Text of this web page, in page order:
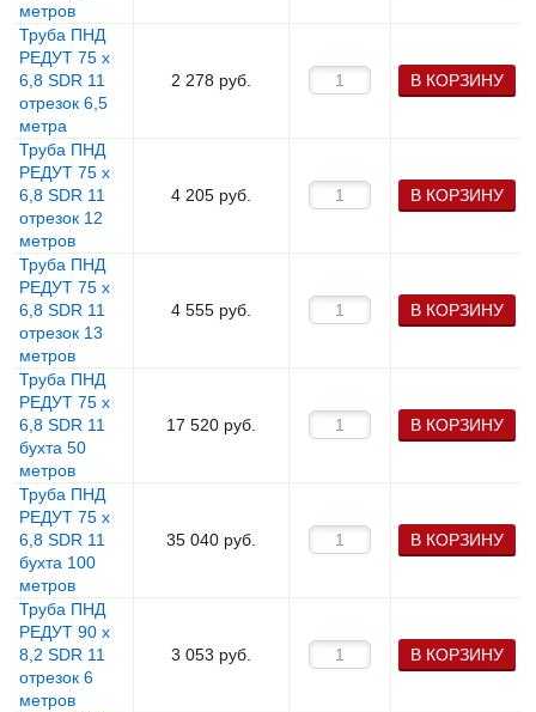
метров
Труба ПНД
РЕДУТ 75 х
6,8 SDR 11
отрезок 6,5
метра
2 278 руб. В КОРЗИНУ
Труба ПНД
РЕДУТ 75 х
6,8 SDR 11
отрезок 12
метров
4 205 руб. В КОРЗИНУ
Труба ПНД
РЕДУТ 75 х
6,8 SDR 11
отрезок 13
метров
4 555 руб. В КОРЗИНУ
Труба ПНД
РЕДУТ 75 х
6,8 SDR 11
бухта 50
метров
17 520 руб. В КОРЗИНУ
Труба ПНД
РЕДУТ 75 х
6,8 SDR 11
бухта 100
метров
35 040 руб. В КОРЗИНУ
Труба ПНД
РЕДУТ 90 х
8,2 SDR 11
отрезок 6
метров
3 053 руб. В КОРЗИНУ